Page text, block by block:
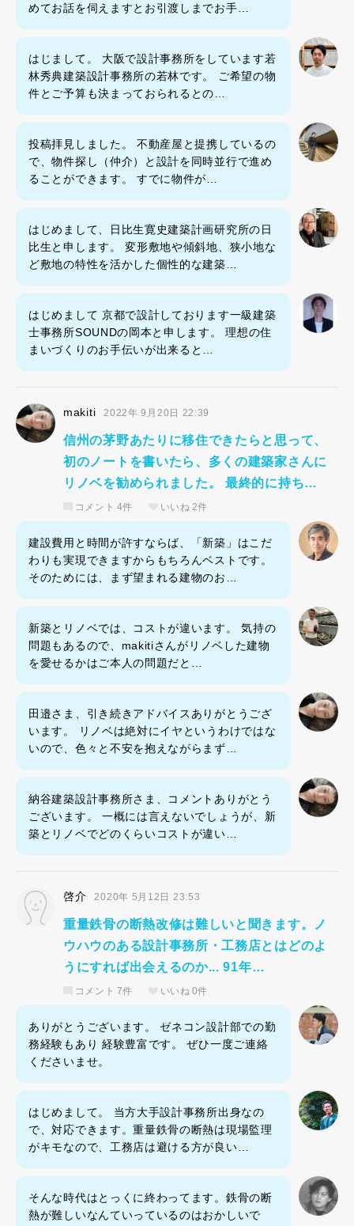
めてお話を伺えますとお引渡しまでお手…
はじまして。 大阪で設計事務所をしています若
林秀典建築設計事務所の若林です。 ご希望の物
件とご予算も決まっておられるとの…
投稿拝見しました。 不動産屋と提携しているの
で、物件探し（仲介）と設計を同時並行で進め
ることができます。 すでに物件が…
はじめまして、日比生寛史建築計画研究所の日
比生と申します。 変形敷地や傾斜地、狭小地な
ど敷地の特性を活かした個性的な建築…
はじめまして 京都で設計しております一級建築
士事務所SOUNDの岡本と申します。 理想の住
まいづくりのお手伝いが出来ると…
makiti 2022年 9月20日 22:39
信州の茅野あたりに移住できたらと思って、
初のノートを書いたら、多くの建築家さんに
リノベを勧められました。 最終的に持ち…
コメント 4件 いいね 2件
建設費用と時間が許すならば、「新築」はこだ
わりも実現できますからもちろんベストです。
そのためには、まず望まれる建物のお…
新築とリノベでは、コストが違います。 気持の
問題もあるので、makitiさんがリノベした建物
を愛せるかはご本人の問題だと…
田邉さま、引き続きアドバイスありがとうござ
います。 リノベは絶対にイヤというわけではな
いので、色々と不安を抱えながらまず…
納谷建築設計事務所さま、コメントありがとう
ございます。 一概には言えないでしょうが、新
築とリノベでどのくらいコストが違い…
啓介 2020年 5月12日 23:53
重量鉄骨の断熱改修は難しいと聞きます。ノ
ウハウのある設計事務所・工務店とはどのよ
うにすれば出会えるのか... 91年…
コメント 7件 いいね 0件
ありがとうございます。 ゼネコン設計部での勤
務経験もあり 経験豊富です。 ぜひ一度ご連絡
くださいませ。
はじめまして。 当方大手設計事務所出身なの
で、対応できます。重量鉄骨の断熱は現場監理
がキモなので、工務店は避ける方が良い…
そんな時代はとっくに終わってます。鉄骨の断
熱が難しいなんていっているのはおかしいで